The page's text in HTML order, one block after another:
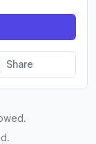
Share